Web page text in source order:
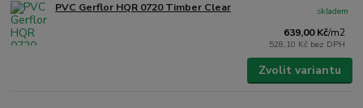
PVC Gerflor HQR 0720 Timber Clear
639,00 Kč/m2
528,10 Kč bez DPH
skladem
Zvolit variantu